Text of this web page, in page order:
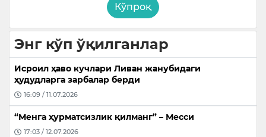
Кўпроқ
Энг кўп ўқилганлар
Исроил ҳаво кучлари Ливан жанубидаги
ҳудудларга зарбалар берди
16:09 / 11.07.2026
“Менга ҳурматсизлик қилманг” – Месси
17:03 / 12.07.2026